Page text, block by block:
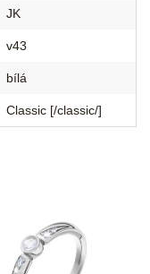
JK
v43
bílá
Classic [/classic/]